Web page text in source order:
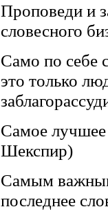
Проповеди и
словесного
Само по себе
это только
Самое лучшее
Шекспир)
Самым важным
последнее